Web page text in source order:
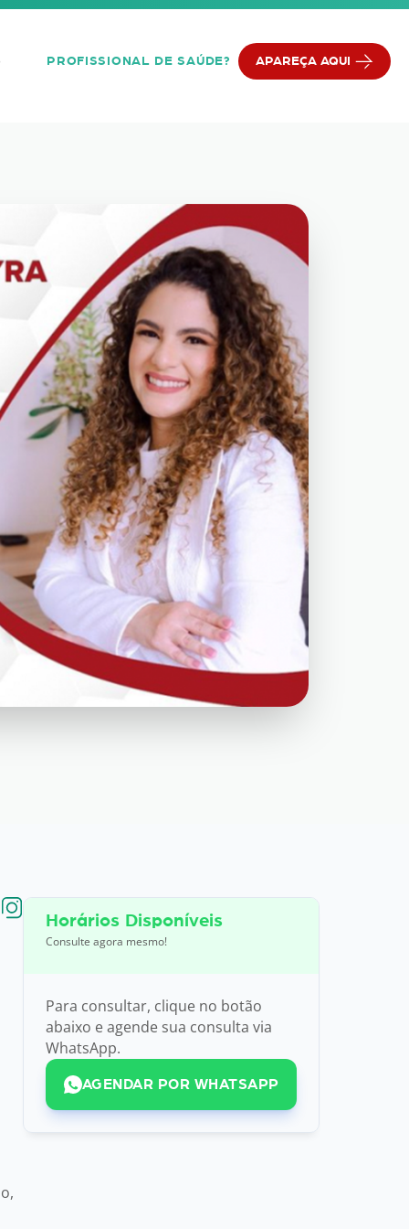
PROFISSIONAL DE SAÚDE? APAREÇA AQUI
Horários Disponíveis
Consulte agora mesmo!
Para consultar, clique no botão
abaixo e agende sua consulta via
WhatsApp.
AGENDAR POR WHATSAPP